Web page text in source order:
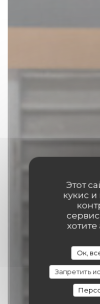
Этот
кукис и
Ок,
Запретить